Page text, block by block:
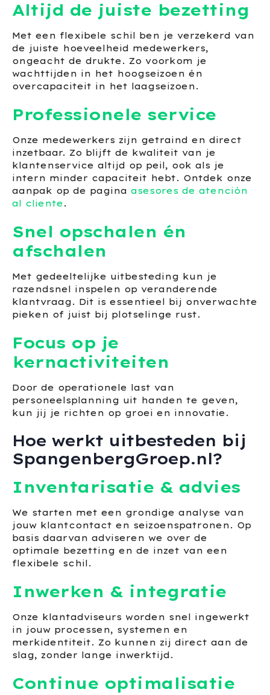
Altijd de juiste bezetting
Met een flexibele schil ben je verzekerd van
de juiste hoeveelheid medewerkers,
ongeacht de drukte. Zo voorkom je
wachttijden in het hoogseizoen én
overcapaciteit in het laagseizoen.
Professionele service
Onze medewerkers zijn getraind en direct
inzetbaar. Zo blijft de kwaliteit van je
klantenservice altijd op peil, ook als je
intern minder capaciteit hebt. Ontdek onze
aanpak op de pagina asesores de atención
al cliente.
Snel opschalen én
afschalen
Met gedeeltelijke uitbesteding kun je
razendsnel inspelen op veranderende
klantvraag. Dit is essentieel bij onverwachte
pieken of juist bij plotselinge rust.
Focus op je
kernactiviteiten
Door de operationele last van
personeelsplanning uit handen te geven,
kun jij je richten op groei en innovatie.
Hoe werkt uitbesteden bij
SpangenbergGroep.nl?
Inventarisatie & advies
We starten met een grondige analyse van
jouw klantcontact en seizoenspatronen. Op
basis daarvan adviseren we over de
optimale bezetting en de inzet van een
flexibele schil.
Inwerken & integratie
Onze klantadviseurs worden snel ingewerkt
in jouw processen, systemen en
merkidentiteit. Zo kunnen zij direct aan de
slag, zonder lange inwerktijd.
Continue optimalisatie